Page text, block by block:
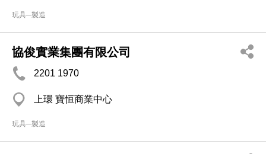
玩具─製造
協俊實業集團有限公司
2201 1970
上環 寶恒商業中心
玩具─製造